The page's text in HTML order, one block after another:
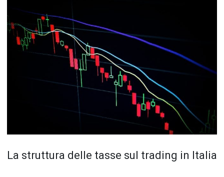
La struttura delle tasse sul trading in Italia